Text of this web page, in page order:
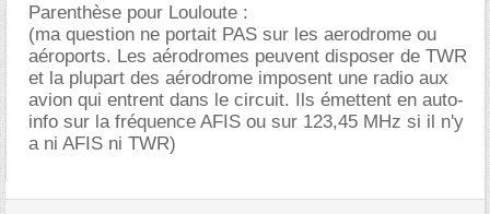
Parenthèse pour Louloute :
(ma question ne portait PAS sur les aerodrome ou
aéroports. Les aérodromes peuvent disposer de TWR
et la plupart des aérodrome imposent une radio aux
avion qui entrent dans le circuit. Ils émettent en auto-
info sur la fréquence AFIS ou sur 123,45 MHz si il n'y
a ni AFIS ni TWR)